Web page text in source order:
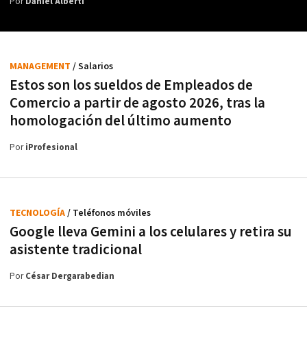
Estos son los sueldos de Empleados de
Comercio a partir de agosto 2026, tras la
homologación del último aumento
MANAGEMENT / Salarios
PoriProfesional
Google lleva Gemini a los celulares y retira su
asistente tradicional
TECNOLOGÍA/ Teléfonos móviles
PorCésar Dergarabedian